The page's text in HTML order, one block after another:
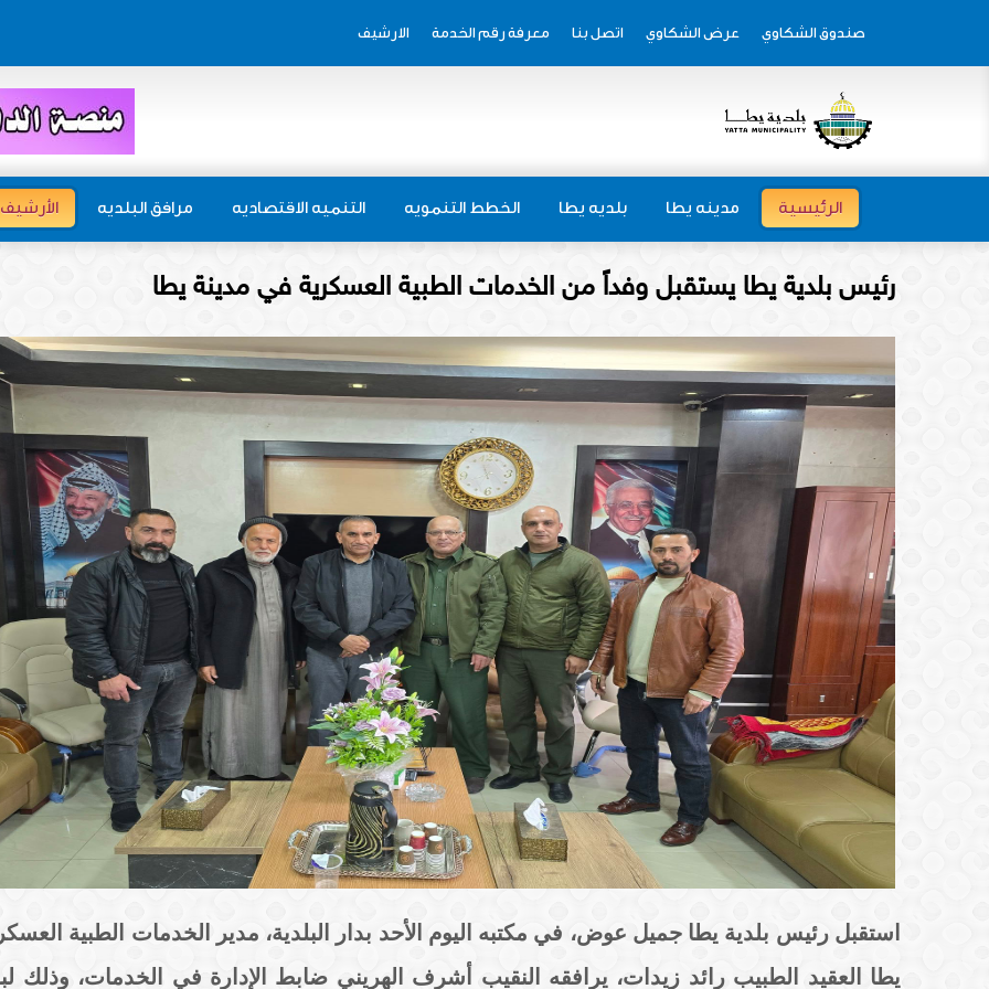
صندوق الشكاوي عرض الشكاوي اتصل بنا معرفة رقم الخدمة الارشيف
الرئيسية مدينه يطا بلديه يطا الخطط التنمويه التنميه الاقتصاديه مرافق البلديه الأرشيف
رئيس بلدية يطا يستقبل وفداً من الخدمات الطبية العسكرية في مدينة يطا
استقبل رئيس بلدية يطا جميل عوض، في مكتبه اليوم الأحد بدار البلدية، مدير الخدمات الطبية
يطا العقيد الطبيب رائد زيدات، يرافقه النقيب أشرف الهريني ضابط الإدارة في الخدمات،